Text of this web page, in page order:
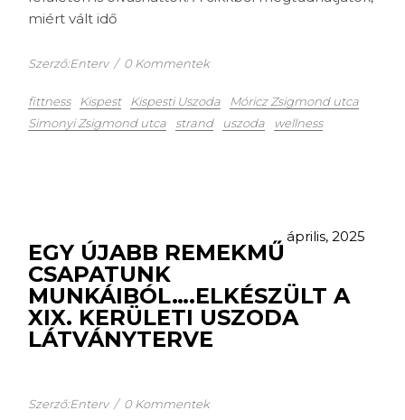
miért vált idő
Szerző:Enterv / 0 Kommentek
fittness Kispest Kispesti Uszoda
Móricz Zsigmond utca
Simonyi Zsigmond utca
strand uszoda wellness
április, 2025
EGY ÚJABB REMEKMŰ
CSAPATUNK
MUNKÁIBÓL….ELKÉSZÜLT A
XIX. KERÜLETI USZODA
LÁTVÁNYTERVE
Szerző:Enterv / 0 Kommentek